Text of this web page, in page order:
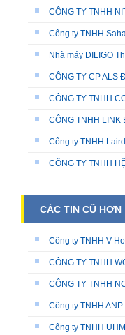
CÔNG TY TNHH
Công ty TNHH
Nhà máy DILIGO
CÔNG TY CP ALS
CÔNG TY TNHH
CÔNG TNHH LINK
Công ty TNHH
CÔNG TY TNHH
CÁC TIN CŨ HƠN
Công ty TNHH V-
CÔNG TY TNHH
CÔNG TY TNHH
Công ty TNHH
Công ty TNHH